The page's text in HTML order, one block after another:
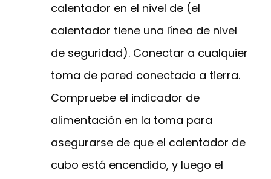
calentador en el nivel de (el
calentador tiene una línea de nivel
de seguridad). Conectar a cualquier
toma de pared conectada a tierra.
Compruebe el indicador de
alimentación en la toma para
asegurarse de que el calentador de
cubo está encendido, y luego el